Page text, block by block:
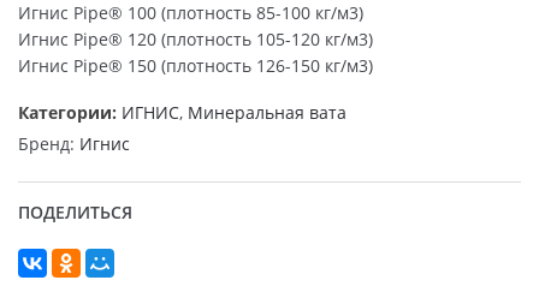
Игнис Pipe® 100 (плотность 85-100 кг/м3)
Игнис Pipe® 120 (плотность 105-120 кг/м3)
Игнис Pipe® 150 (плотность 126-150 кг/м3)
Категории: ИГНИС, Минеральная вата
Бренд: Игнис
ПОДЕЛИТЬСЯ